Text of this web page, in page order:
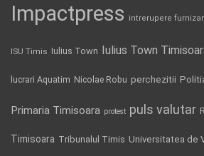
Impactpress intrerupere
ISU Timis Iulius Town Iulius Town
lucrari Aquatim Nicolae Robu perchezitii
Primaria Timisoara protest puls valutar
Timisoara Tribunalul Timis Universitatea de